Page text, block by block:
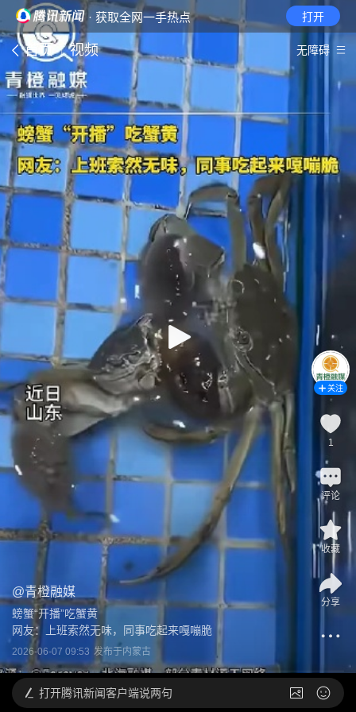
· 获取全网一手热点 打开
首页 视频 无障碍
@青橙融媒
螃蟹“开播”吃蟹黄
网友：上班索然无味，同事吃起来嘎嘣脆
2026-06-07 09:53 发布于内蒙古
关注
1
评论
收藏
分享
打开腾讯新闻客户端说两句